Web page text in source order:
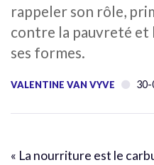
rappeler son rôle,
contre la pauvreté et
ses formes.
VALENTINE VAN VYVE 30-
« La nourriture est le